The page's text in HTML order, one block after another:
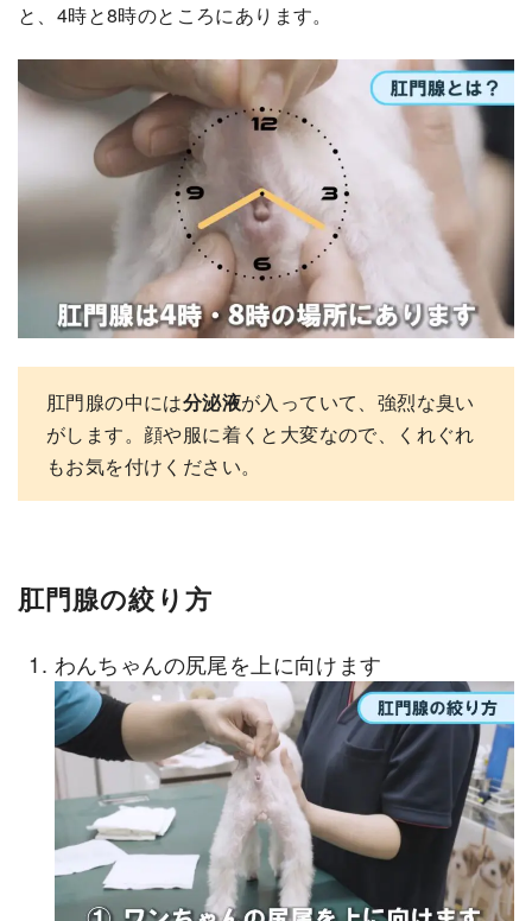
と、4時と8時のところにあります。
肛門腺の中には分泌液が入っていて、強烈な臭い
がします。顔や服に着くと大変なので、くれぐれ
もお気を付けください。
肛門腺の絞り方
わんちゃんの尻尾を上に向けます